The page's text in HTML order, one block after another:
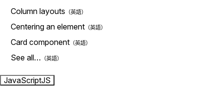
Column layouts
Centering an element
Card component
See all…
JavaScriptJS